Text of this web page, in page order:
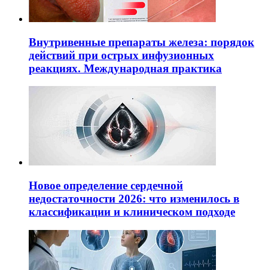
Внутривенные препараты железа: порядок
действий при острых инфузионных
реакциях. Международная практика
Новое определение сердечной
недостаточности 2026: что изменилось в
классификации и клиническом подходе